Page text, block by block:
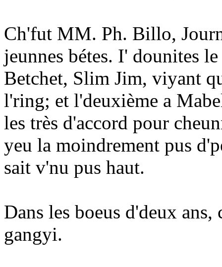
Ch'fut MM. Ph. Billo,
jeunnes bétes. I' dounites
Betchet, Slim Jim, viyant
l'ring; et l'deuxième a
les très d'accord pour
yeu la moindrement pus
sait v'nu pus haut.
Dans les boeus d'deux
gangyi.